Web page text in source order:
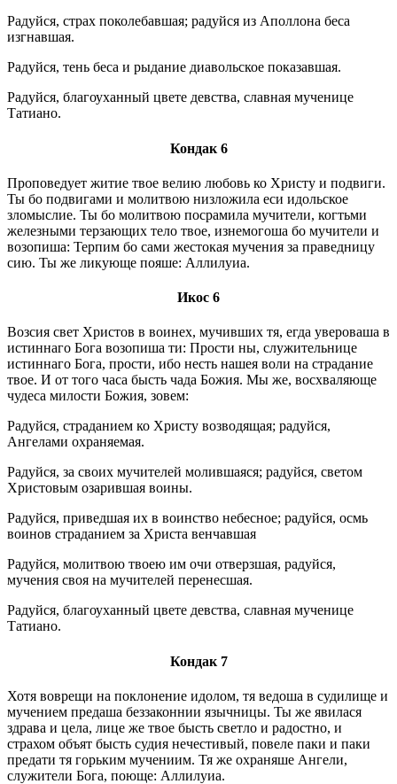
Радуйся, страх поколебавшая; радуйся из Аполлона беса
изгнавшая.
Радуйся, тень беса и рыдание диавольское показавшая.
Радуйся, благоуханный цвете девства, славная мученице
Татиано.
Кондак 6
Проповедует житие твое велию любовь ко Христу и подвиги.
Ты бо подвигами и молитвою низложила еси идольское
зломыслие. Ты бо молитвою посрамила мучители, когтьми
железными терзающих тело твое, изнемогоша бо мучители и
возопиша: Терпим бо сами жестокая мучения за праведницу
сию. Ты же ликующе пояше: Аллилуиа.
Икос 6
Возсия свет Христов в воинех, мучивших тя, егда увероваша в
истиннаго Бога возопиша ти: Прости ны, служительнице
истиннаго Бога, прости, ибо несть нашея воли на страдание
твое. И от того часа бысть чада Божия. Мы же, восхваляюще
чудеса милости Божия, зовем:
Радуйся, страданием ко Христу возводящая; радуйся,
Ангелами охраняемая.
Радуйся, за своих мучителей молившаяся; радуйся, светом
Христовым озарившая воины.
Радуйся, приведшая их в воинство небесное; радуйся, осмь
воинов страданием за Христа венчавшая
Радуйся, молитвою твоею им очи отверзшая, радуйся,
мучения своя на мучителей перенесшая.
Радуйся, благоуханный цвете девства, славная мученице
Татиано.
Кондак 7
Хотя воврещи на поклонение идолом, тя ведоша в судилище и
мучением предаша беззаконнии язычницы. Ты же явилася
здрава и цела, лице же твое бысть светло и радостно, и
страхом объят бысть судия нечестивый, повеле паки и паки
предати тя горьким мучениим. Тя же охраняше Ангели,
служители Бога, поюще: Аллилуиа.